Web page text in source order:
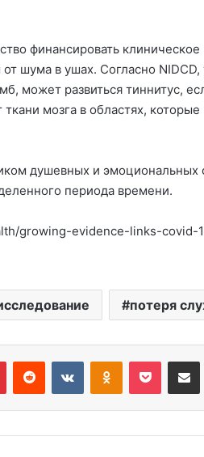
финансировать
шума в ушах. Согласно
может развиться тиннитус,
мозга в областях,
душевных и эмоциональных
периода времени.
growing-evidence-links-covid-
потеря
Глицин